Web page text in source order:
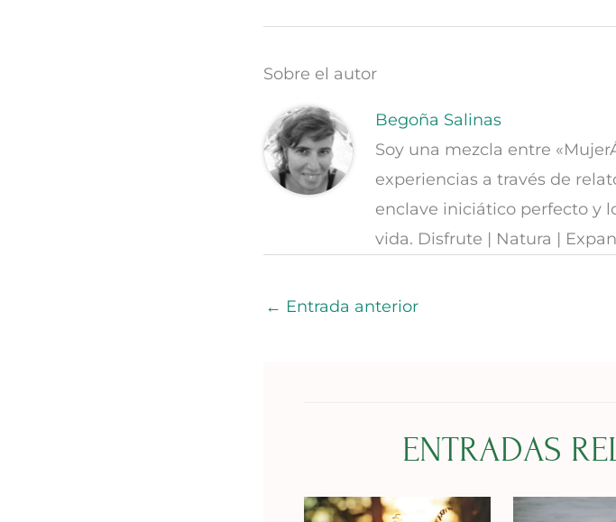
Sobre el autor
Begoña Salinas
Soy una mezcla entre
experiencias a través de
enclave iniciático perfecto y
vida. Disfrute | Natura |
← Entrada anterior
ENTRADAS